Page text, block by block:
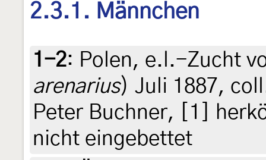
2.3.1. Männchen
1-2: Polen, e.l.-Zucht
arenarius) Juli 1887,
Peter Buchner, [1]
nicht eingebettet